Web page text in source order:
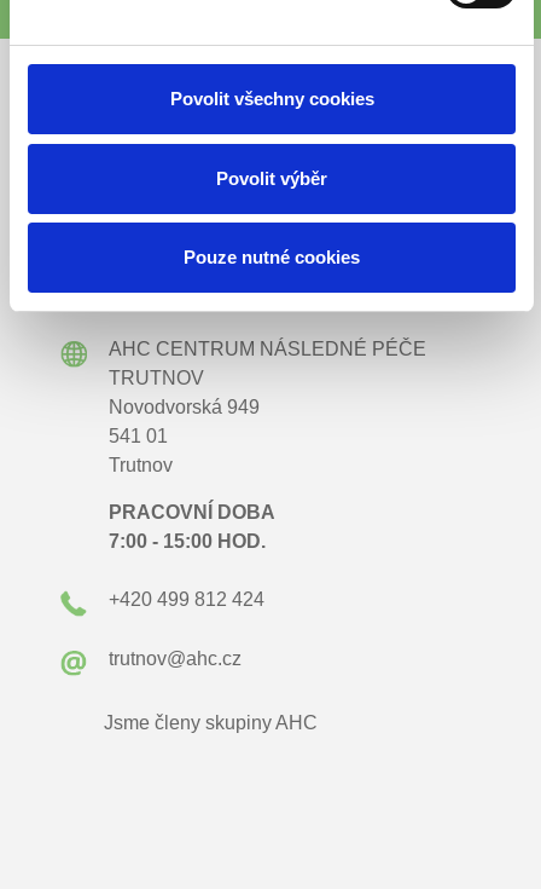
Povolit všechny cookies
Povolit výběr
Pouze nutné cookies
AHC CENTRUM NÁSLEDNÉ PÉČE
TRUTNOV
Novodvorská 949
541 01
Trutnov
PRACOVNÍ DOBA
7:00 - 15:00 HOD.
+420 499 812 424
trutnov@ahc.cz
Jsme členy skupinyAHC